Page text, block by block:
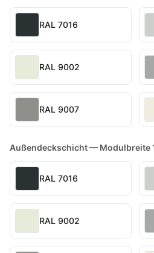
RAL 7016
RAL 9002
RAL 9007
Außendeckschicht — Modulbreite
RAL 7016
RAL 9002